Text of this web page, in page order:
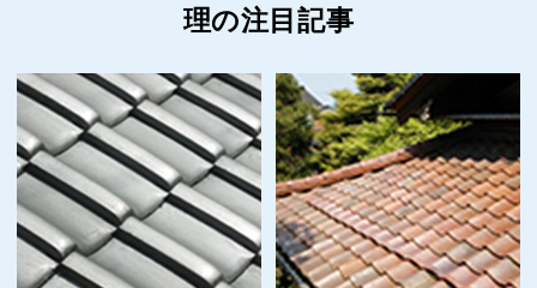
理の注目記事